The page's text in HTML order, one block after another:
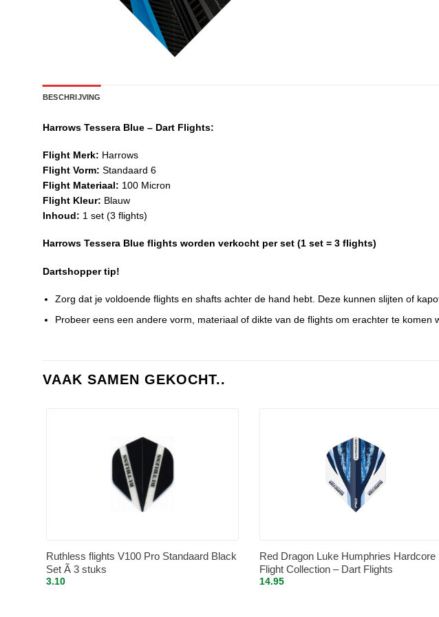
BESCHRIJVING
Harrows Tessera Blue – Dart Flights:
Flight Merk: Harrows
Flight Vorm: Standaard 6
Flight Materiaal: 100 Micron
Flight Kleur: Blauw
Inhoud: 1 set (3 flights)
Harrows Tessera Blue flights worden verkocht per set (1 set = 3 flights)
Dartshopper tip!
Zorg dat je voldoende flights en shafts achter de hand hebt. Deze kunnen slijten of
Probeer eens een andere vorm, materiaal of dikte van de flights om erachter te komen
VAAK SAMEN GEKOCHT..
Ruthless flights V100 Pro Standaard Black
Set Ã 3 stuks
3.10
Red Dragon Luke Humphries Hardcore
Flight Collection – Dart Flights
14.95